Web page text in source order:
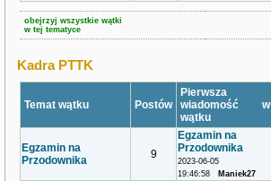
obejrzyj wszystkie wątki
w tej tematyce
Kadra PTTK
Temat wątku Postów
Pierwsza
wiadomość w
wątku
Egzamin na
Przodownika
9
Egzamin na
Przodownika
2023-06-05
19:46:58 Maniek27